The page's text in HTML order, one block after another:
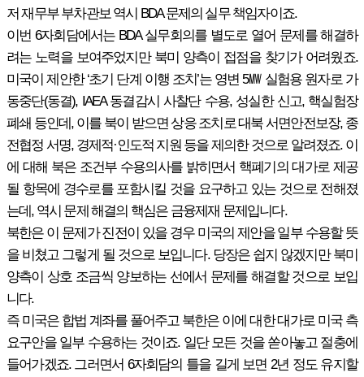
저 재무부 부차관보 역시 BDA 문제의 실무 책임자이죠.
이번 6자회담에서는 BDA 실무회의를 별도로 열어 문제를 해결하
려는 노력을 보여주었지만 북미 양측이 접점을 찾기가 어려웠죠.
미국이 제안한 ‘초기 단계 이행 조치’는 영변 5㎿ 실험용 원자로 가
동중단(동결), IAEA 동결감시 사찰단 수용, 성실한 신고, 핵실험장
폐쇄 등인데, 이를 북이 받으면 상응 조치로 대북 서면안전보장, 종
전협정 서명, 경제적·인도적 지원 등을 제의한 것으로 알려졌죠. 이
에 대해 북은 조건부 수용의사를 밝히면서 핵폐기의 대가로 제공
될 항목에 경수로를 포함시킬 것을 요구하고 있는 것으로 전해졌
는데, 역시 문제 해결의 핵심은 금융제재 문제입니다.
북한은 이 문제가 진전이 있을 경우 미국의 제안을 일부 수용할 뜻
을 비쳤고 그렇게 될 것으로 보입니다. 당장은 쉽지 않겠지만 북미
양측이 상호 조금씩 양보하는 선에서 문제를 해결할 것으로 보입
니다.
즉 미국은 합법 계좌를 풀어주고 북한은 이에 대한 대가로 미국 측
요구안을 일부 수용하는 것이죠. 일단 모든 것을 쏟아놓고 절충에
들어가겠죠. 그러면서 6자회담의 틀을 길게 보면 2년 정도 유지할